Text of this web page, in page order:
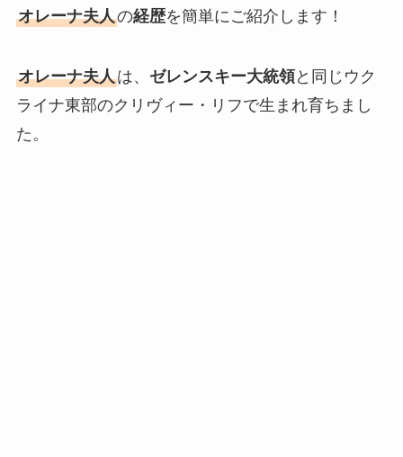
オレーナ夫人の経歴を簡単にご紹介します！
オレーナ夫人は、 ゼレンスキー大統領と同じウク
ライナ東部のクリヴィー・リフで生まれ育ちまし
た。